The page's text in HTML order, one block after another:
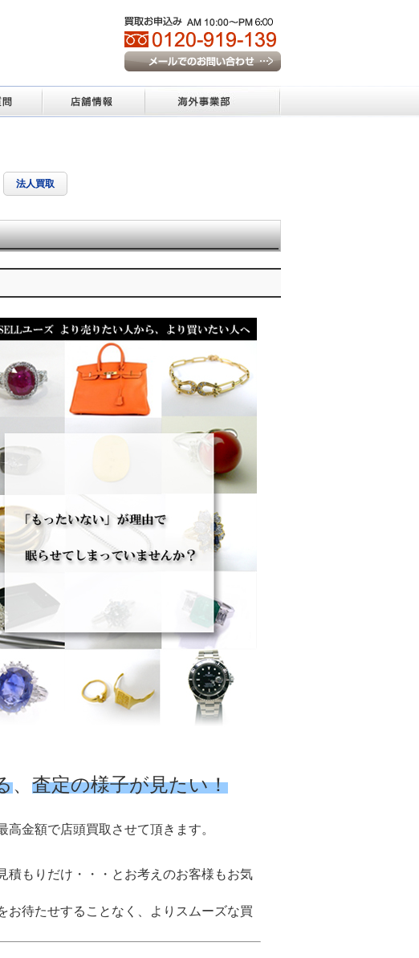
法人買取
、 査定の様子が見たい！
金額で店頭買取させて頂きます。
積もりだけ・・・とお考えのお客様もお気
お待たせすることなく、よりスムーズな買